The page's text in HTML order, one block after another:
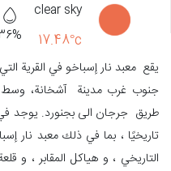
clear sky
17.48°c
جنوب غرب مدينة آشخانة،
تاريخيًا ، بما في ذلك معبد نار
التاريخي ، و هياكل المقابر ، و